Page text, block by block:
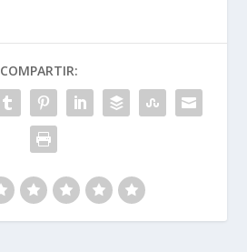
COMPARTIR: